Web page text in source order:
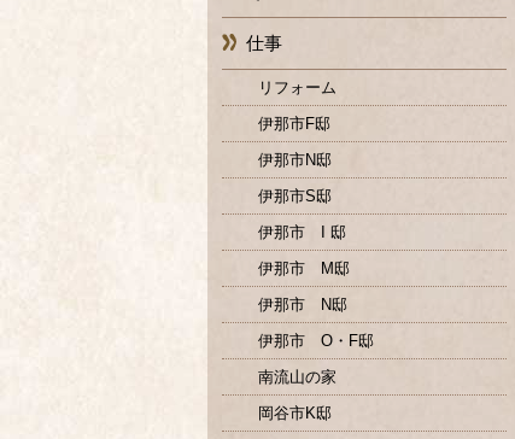
仕事
リフォーム
伊那市F邸
伊那市N邸
伊那市S邸
伊那市 I 邸
伊那市 M邸
伊那市 N邸
伊那市 O・F邸
南流山の家
岡谷市K邸